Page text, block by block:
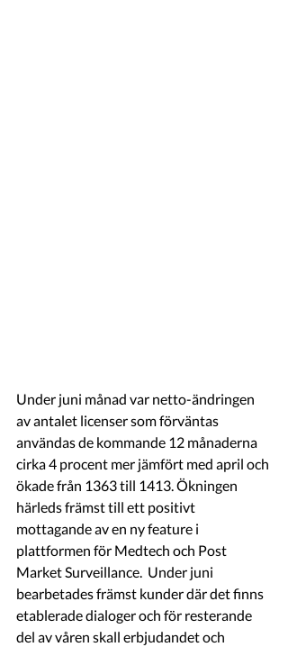
Under juni månad var netto-ändringen
av antalet licenser som förväntas
användas de kommande 12 månaderna
cirka 4 procent mer jämfört med april och
ökade från 1363 till 1413. Ökningen
härleds främst till ett positivt
mottagande av en ny feature i
plattformen för Medtech och Post
Market Surveillance.  Under juni
bearbetades främst kunder där det finns
etablerade dialoger och för resterande
del av våren skall erbjudandet och